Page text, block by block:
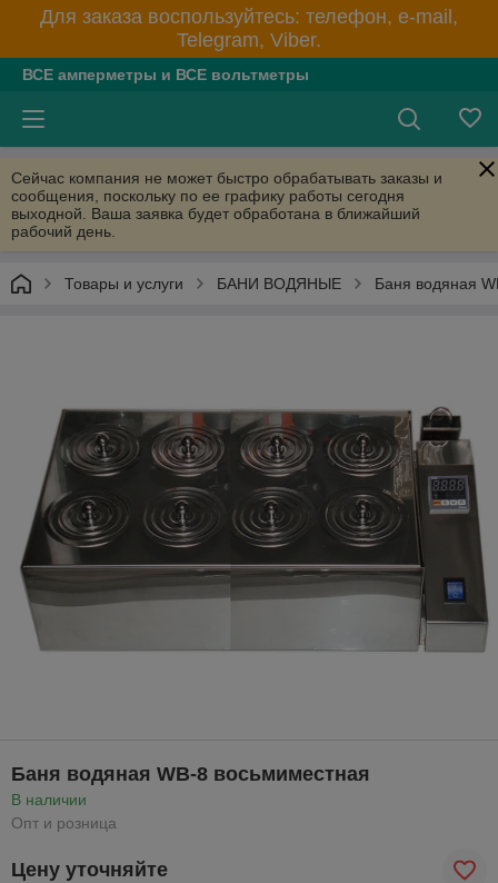
Для заказа воспользуйтесь: телефон, e-mail,
Telegram, Viber.
ВСЕ амперметры и ВСЕ вольтметры
Сейчас компания не может быстро обрабатывать заказы и
сообщения, поскольку по ее графику работы сегодня
выходной. Ваша заявка будет обработана в ближайший
рабочий день.
Товары и услуги БАНИ ВОДЯНЫЕ Баня водяная
Баня водяная WB-8 восьмиместная
В наличии
Опт и розница
Цену уточняйте